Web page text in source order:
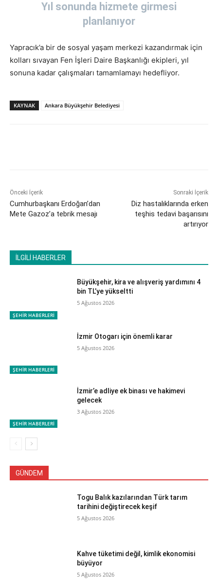
Yıl sonunda hizmete girmesi
planlanıyor
Yapracık’a bir de sosyal yaşam merkezi kazandırmak için
kolları sıvayan Fen İşleri Daire Başkanlığı ekipleri, yıl
sonuna kadar çalışmaları tamamlamayı hedefliyor.
KAYNAK Ankara Büyükşehir Belediyesi
Önceki İçerik
Cumhurbaşkanı Erdoğan’dan
Mete Gazoz’a tebrik mesajı
Sonraki İçerik
Diz hastalıklarında erken
teşhis tedavi başarısını
artırıyor
İLGİLİ HABERLER
ŞEHİR HABERLERİ
Büyükşehir, kira ve alışveriş yardımını 4
bin TL’ye yükseltti
5 Ağustos 2026
ŞEHİR HABERLERİ
İzmir Otogarı için önemli karar
5 Ağustos 2026
ŞEHİR HABERLERİ
İzmir’e adliye ek binası ve hakimevi
gelecek
3 Ağustos 2026
GÜNDEM
Togu Balık kazılarından Türk tarım
tarihini değiştirecek keşif
5 Ağustos 2026
Kahve tüketimi değil, kimlik ekonomisi
büyüyor
5 Ağustos 2026